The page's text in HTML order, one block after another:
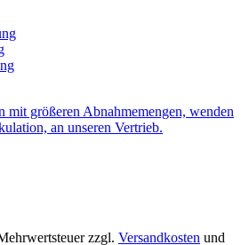
mit größeren Abnahmemengen, wenden
an unseren Vertrieb.
zzgl. Versandkosten und